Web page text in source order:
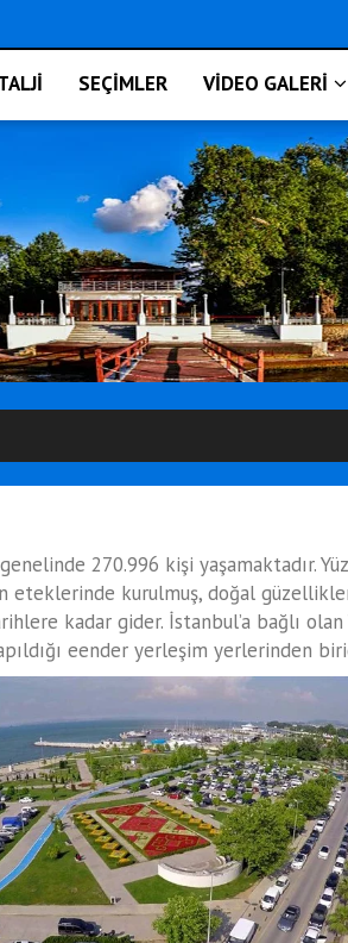
SEÇİMLER VİDEO GALERİ
270.996 kişi yaşamaktadır.
eteklerinde kurulmuş, doğal
kadar gider. İstanbul’a bağlı olan
eender yerleşim yerlerinden